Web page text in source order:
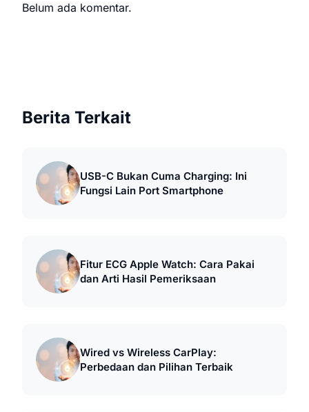
Belum ada komentar.
Berita Terkait
USB-C Bukan Cuma Charging: Ini
Fungsi Lain Port Smartphone
Fitur ECG Apple Watch: Cara Pakai
dan Arti Hasil Pemeriksaan
Wired vs Wireless CarPlay:
Perbedaan dan Pilihan Terbaik